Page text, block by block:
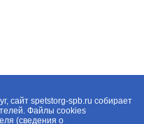
сайт spetstorg-spb.ru собирает
Файлы cookies
(сведения о